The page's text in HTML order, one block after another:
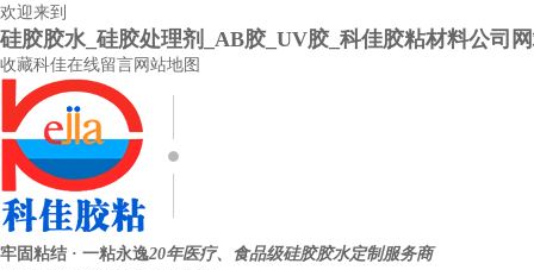
欢迎来到
硅胶胶水_硅胶处理剂_AB胶_UV胶_科佳胶粘材料公司
收藏科佳在线留言网站地图
牢固粘结 · 一粘永逸20年医疗、食品级硅胶胶水定制服务商